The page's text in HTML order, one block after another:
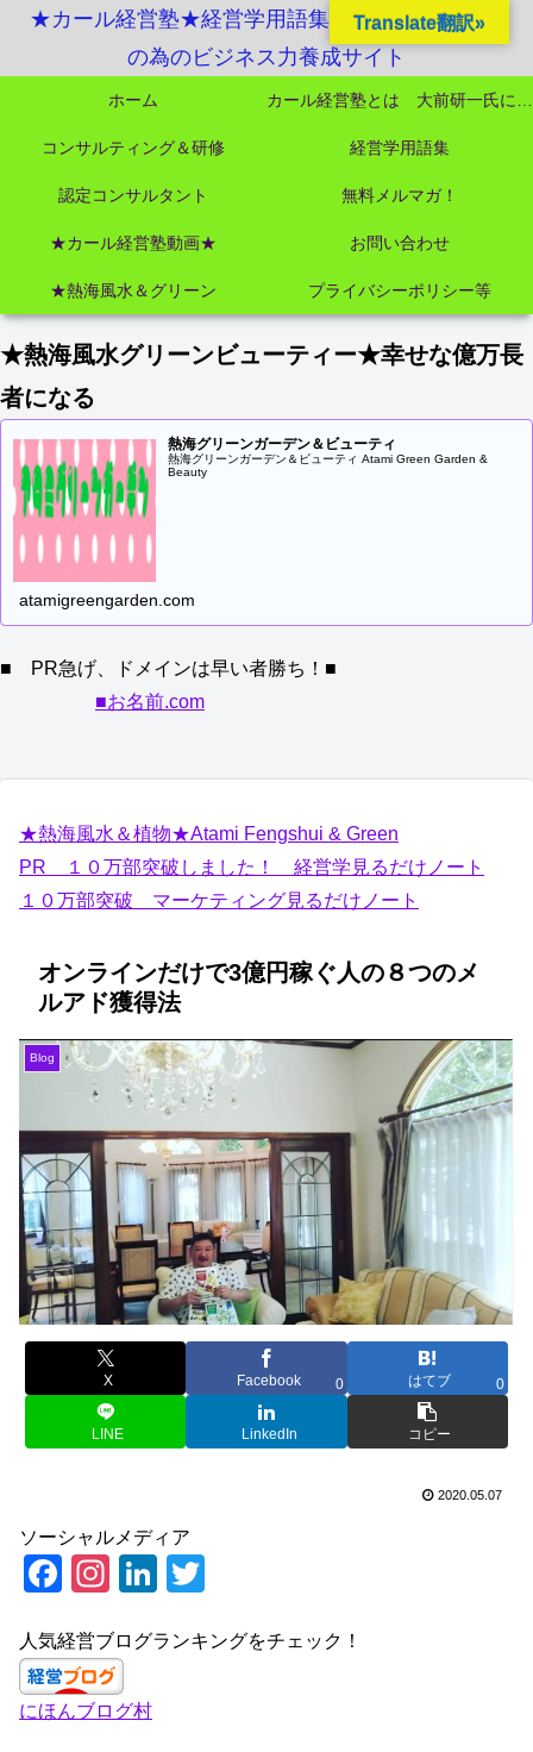
★カール経営塾★経営学用語集起業独立成功MBA
の為のビジネス力養成サイト
ホーム
コンサルティング＆研修 経営学用語集
認定コンサルタント 無料メルマガ！
★カール経営塾動画★ お問い合わせ
★熱海風水＆グリーン プライバシーポリシー等
★熱海風水グリーンビューティー★幸せな億万長
者になる
熱海グリーンガーデン＆ビューティ
熱海グリーンガーデン＆ビューティ Atami Green Garden &
Beauty
atamigreengarden.com
■ PR急げ、ドメインは早い者勝ち！■
■お名前.com
★熱海風水＆植物★Atami Fengshui & Green
PR １０万部突破しました！ 経営学見るだけノート
１０万部突破 マーケティング見るだけノート
オンラインだけで3億円稼ぐ人の８つのメ
ルアド獲得法
Blog
X Facebook 0 はてブ 0
LINE LinkedIn コピー
2020.05.07
ソーシャルメディア
F
c
e
b
In
a
gr
a
Li
k
tt
人気経営ブログランキングをチェック！
にほんブログ村
Translate翻訳»